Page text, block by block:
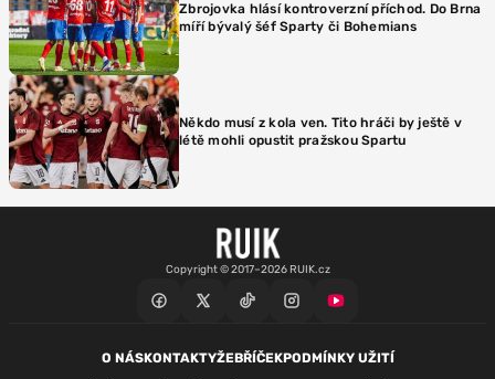
Zbrojovka hlásí kontroverzní příchod. Do Brna
míří bývalý šéf Sparty či Bohemians
Někdo musí z kola ven. Tito hráči by ještě v
létě mohli opustit pražskou Spartu
Copyright © 2017–2026 RUIK.cz
O NÁSKONTAKTYŽEBŘÍČEKPODMÍNKY UŽITÍ